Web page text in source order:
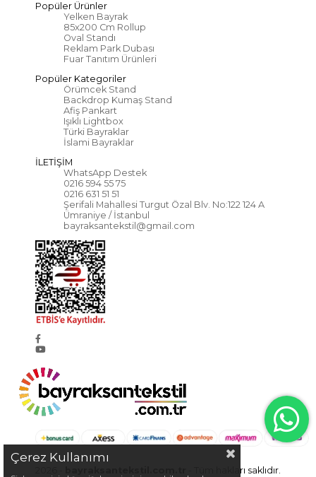
Popüler Ürünler
Yelken Bayrak
85x200 Cm Rollup
Oval Standı
Reklam Park Dubası
Fuar Tanıtım Ürünleri
Popüler Kategoriler
Örümcek Stand
Backdrop Kumaş Stand
Afiş Pankart
Işıklı Lightbox
Türki Bayraklar
İslami Bayraklar
İLETİŞİM
WhatsApp Destek
0216 594 55 75
0216 631 51 51
Şerifali Mahallesi Turgut Özal Blv. No:122 124 A
Ümraniye / İstanbul
bayraksantekstil@gmail.com
- Tüm hakları saklıdır.
Çerez Kullanımı